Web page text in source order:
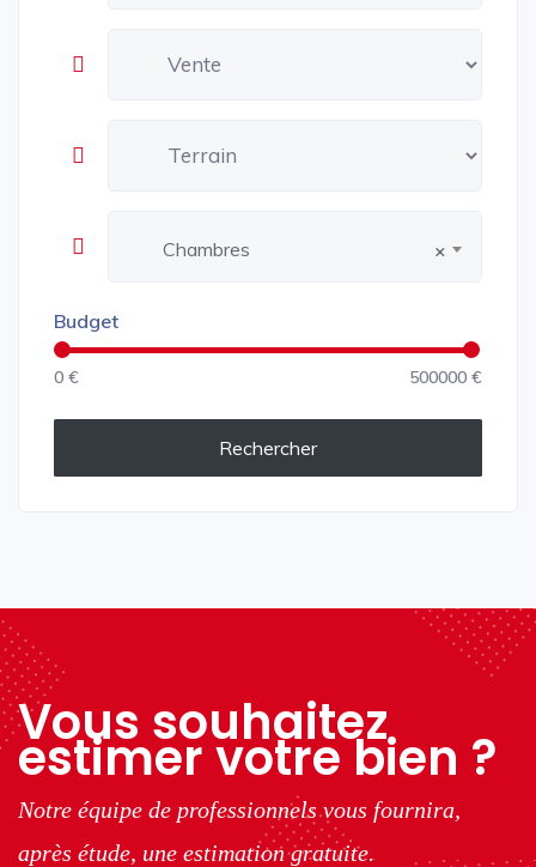
×
Chambres
Budget
0 € 500000 €
Rechercher
Vous souhaitez
estimer votre bien ?
Notre équipe de professionnels vous fournira,
après étude, une estimation gratuite.